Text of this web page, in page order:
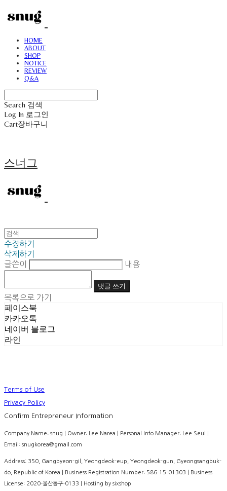
HOME
ABOUT
SHOP
NOTICE
REVIEW
Q&A
Search 검색
Log In 로그인
Cart장바구니
스너그
수정하기
삭제하기
글쓴이
내용
댓글 쓰기
목록으로 가기
페이스북
카카오톡
네이버 블로그
라인
Terms of Use
Privacy Policy
Confirm Entrepreneur Information
Company Name: snug | Owner: Lee Narea | Personal Info Manager: Lee Seul |
Email: snugkorea@gmail.com
Address: 350, Gangbyeon-gil, Yeongdeok-eup, Yeongdeok-gun, Gyeongsangbuk-
do, Republic of Korea | Business Registration Number: 586-15-01303 | Business
License: 2020-울산동구-0133 | Hosting by sixshop